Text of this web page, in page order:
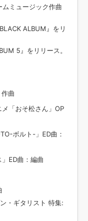
ミュージック作曲
ALBUM』をリ
5』をリリース。
曲
「おそ松さん」OP
ボルト-」ED曲：
ED曲：編曲
・ギタリスト 特集: